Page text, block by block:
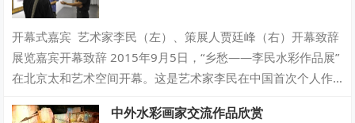
开幕式嘉宾 艺术家李民（左）、策展人贾廷峰（右）开幕致辞
展览嘉宾开幕致辞 2015年9月5日，“乡愁——李民水彩作品展”
在北京太和艺术空间开幕。这是艺术家李民在中国首次个人作
中外水彩画家交流作品欣赏